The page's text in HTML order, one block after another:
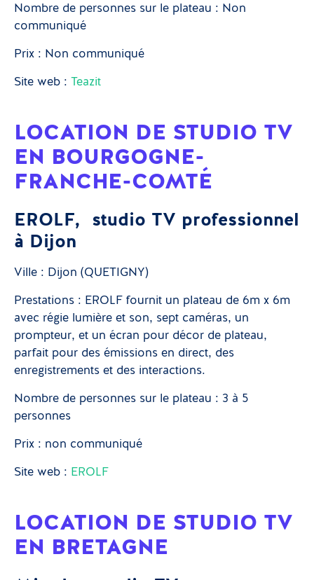
Nombre de personnes sur le plateau : Non
communiqué
Prix : Non communiqué
Site web : Teazit
LOCATION DE STUDIO TV
EN BOURGOGNE-
FRANCHE-COMTÉ
EROLF, studio TV professionnel
à Dijon
Ville : Dijon (QUETIGNY)
Prestations : EROLF fournit un plateau de 6m x 6m
avec régie lumière et son, sept caméras, un
prompteur, et un écran pour décor de plateau,
parfait pour des émissions en direct, des
enregistrements et des interactions.
Nombre de personnes sur le plateau : 3 à 5
personnes
Prix : non communiqué
Site web : EROLF
LOCATION DE STUDIO TV
EN BRETAGNE